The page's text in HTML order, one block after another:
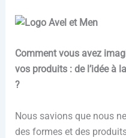
Comment vous avez
vos produits : de l’idée à
?
Nous savions que nous
des formes et des